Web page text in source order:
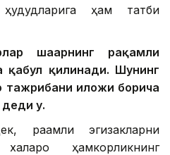
ҳам татбиқ
шаҳарнинг рақамли
қабул қилинади. Шунинг
тажрибани иложи борича
деди у.
рақамли эгизакларни
ҳамкорликнинг